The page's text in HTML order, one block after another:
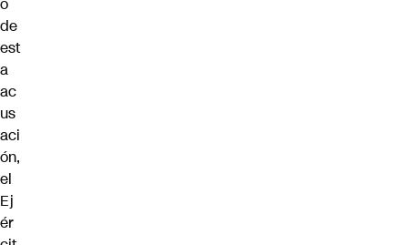
o
de
est
a
ac
us
aci
ón,
el
Ej
ér